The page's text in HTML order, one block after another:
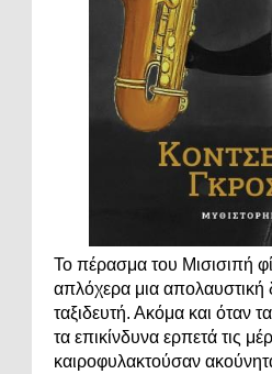
Το πέρασμα του Μισισιπή
απλόχερα μια απολαυστική
ταξιδευτή. Ακόμα και όταν
τα επικίνδυνα ερπετά τις
καιροφυλακτούσαν